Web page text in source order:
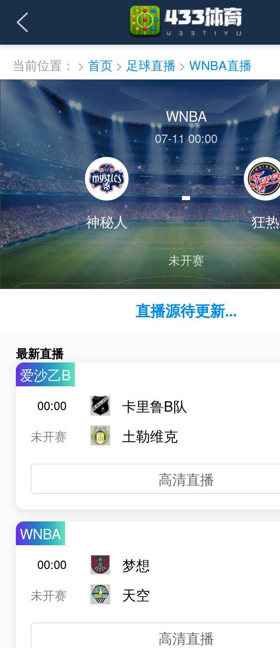
当前位置： > 首页 > 足球直播 > WNBA直播
WNBA
07-11 00:00
神秘人
-
狂热
未开赛
直播源待更新...
最新直播
爱沙乙B
00:00
未开赛
卡里鲁B队
土勒维克
高清直播
WNBA
00:00
未开赛
梦想
天空
高清直播